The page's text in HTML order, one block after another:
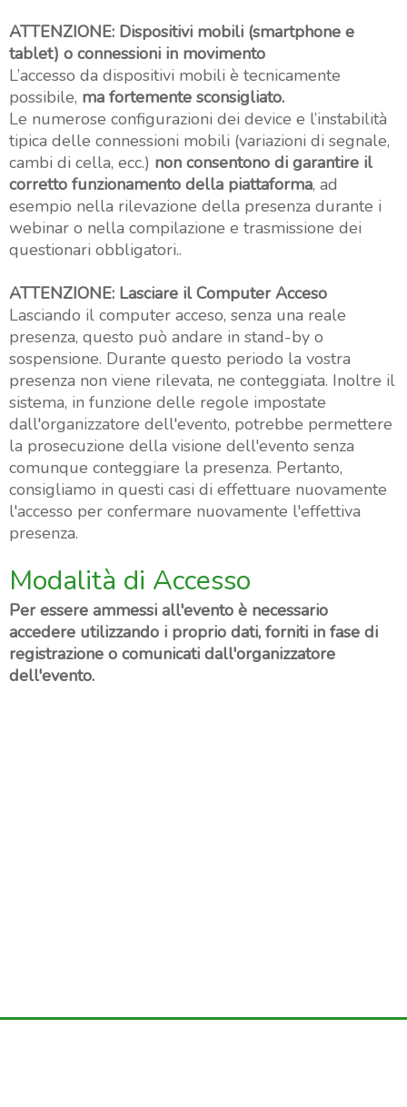
ATTENZIONE: Dispositivi mobili (smartphone e
tablet) o connessioni in movimento
L’accesso da dispositivi mobili è tecnicamente
possibile, ma fortemente sconsigliato.
Le numerose configurazioni dei device e l’instabilità
tipica delle connessioni mobili (variazioni di segnale,
cambi di cella, ecc.) non consentono di garantire il
corretto funzionamento della piattaforma, ad
esempio nella rilevazione della presenza durante i
webinar o nella compilazione e trasmissione dei
questionari obbligatori..
ATTENZIONE: Lasciare il Computer Acceso
Lasciando il computer acceso, senza una reale
presenza, questo può andare in stand-by o
sospensione. Durante questo periodo la vostra
presenza non viene rilevata, ne conteggiata. Inoltre il
sistema, in funzione delle regole impostate
dall'organizzatore dell'evento, potrebbe permettere
la prosecuzione della visione dell'evento senza
comunque conteggiare la presenza. Pertanto,
consigliamo in questi casi di effettuare nuovamente
l'accesso per confermare nuovamente l'effettiva
presenza.
Modalità di Accesso
Per essere ammessi all'evento è necessario
accedere utilizzando i proprio dati, forniti in fase di
registrazione o comunicati dall'organizzatore
dell'evento.